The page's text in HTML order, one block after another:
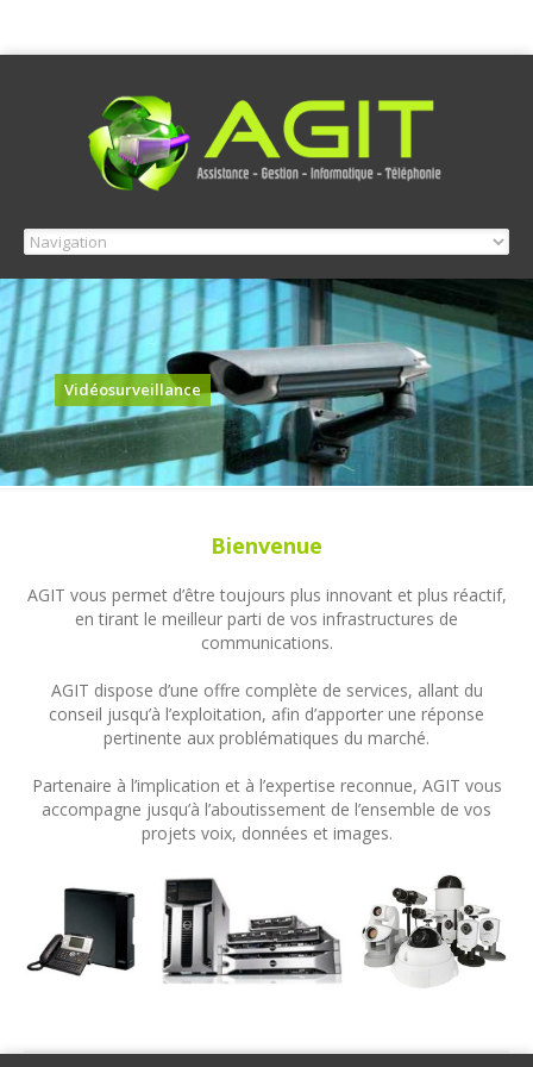
Vidéosurveillance
Bienvenue
AGIT vous permet d’être toujours plus innovant et plus réactif,
en tirant le meilleur parti de vos infrastructures de
communications.
AGIT dispose d’une offre complète de services, allant du
conseil jusqu’à l’exploitation, afin d’apporter une réponse
pertinente aux problématiques du marché.
Partenaire à l’implication et à l’expertise reconnue, AGIT vous
accompagne jusqu’à l’aboutissement de l’ensemble de vos
projets voix, données et images.